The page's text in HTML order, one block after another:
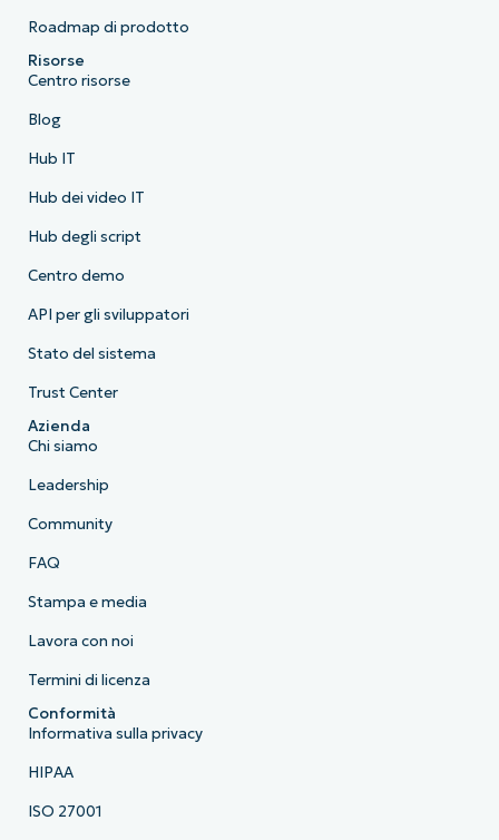
Roadmap di prodotto
Risorse
Centro risorse
Blog
Hub IT
Hub dei video IT
Hub degli script
Centro demo
API per gli sviluppatori
Stato del sistema
Trust Center
Azienda
Chi siamo
Leadership
Community
FAQ
Stampa e media
Lavora con noi
Termini di licenza
Conformità
Informativa sulla privacy
HIPAA
ISO 27001